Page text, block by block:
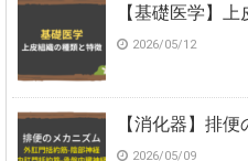
【基礎医学】
2026/05/12
【消化器】排
2026/05/09